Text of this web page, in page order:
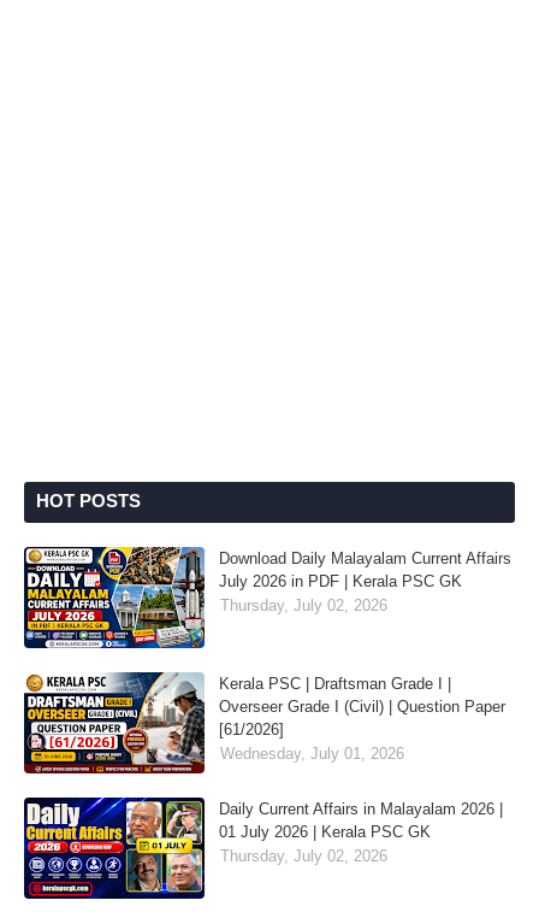
HOT POSTS
Download Daily Malayalam Current Affairs
July 2026 in PDF | Kerala PSC GK
Thursday, July 02, 2026
Kerala PSC | Draftsman Grade I |
Overseer Grade I (Civil) | Question Paper
[61/2026]
Wednesday, July 01, 2026
Daily Current Affairs in Malayalam 2026 |
01 July 2026 | Kerala PSC GK
Thursday, July 02, 2026